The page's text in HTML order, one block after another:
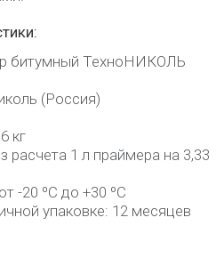
битумный ТехноНИКОЛЬ
(Россия)
кг
расчета 1 л праймера на 3,33
-20 ºС до +30 ºС
упаковке: 12 месяцев